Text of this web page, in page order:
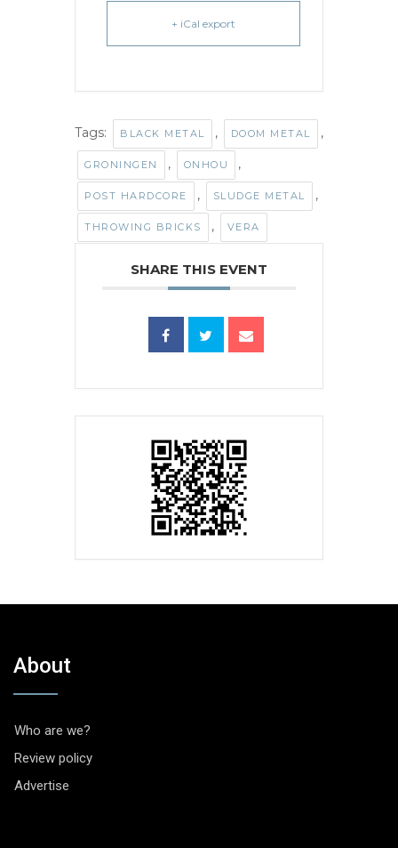
+ iCal export
Tags: BLACK METAL , DOOM METAL ,
GRONINGEN , ONHOU ,
POST HARDCORE , SLUDGE METAL ,
THROWING BRICKS , VERA
SHARE THIS EVENT
About
Who are we?
Review policy
Advertise